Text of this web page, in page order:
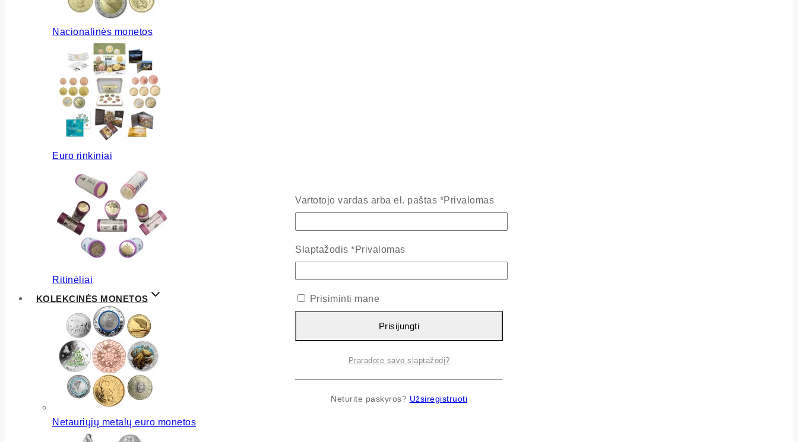
Nacionalinės monetos
Euro rinkiniai
Ritinėliai
KOLEKCINĖS MONETOS
Netauriųjų metalų euro monetos
Vartotojo vardas arba el. paštas *Privalomas
Slaptažodis *Privalomas
Prisiminti mane
Prisijungti
Praradote savo slaptažodį?
Neturite paskyros? Užsiregistruoti